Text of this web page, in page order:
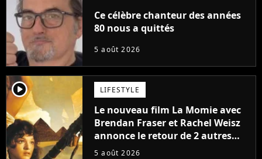
Ce célèbre chanteur des années
80 nous a quittés
5 août 2026
player2 LIFESTYLE
Le nouveau film La Momie avec
Brendan Fraser et Rachel Weisz
annonce le retour de 2 autres
personnages emblématiques de
5 août 2026